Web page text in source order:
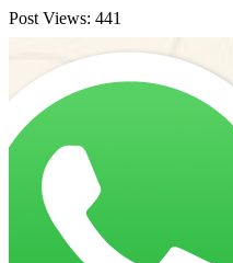
Post Views: 441